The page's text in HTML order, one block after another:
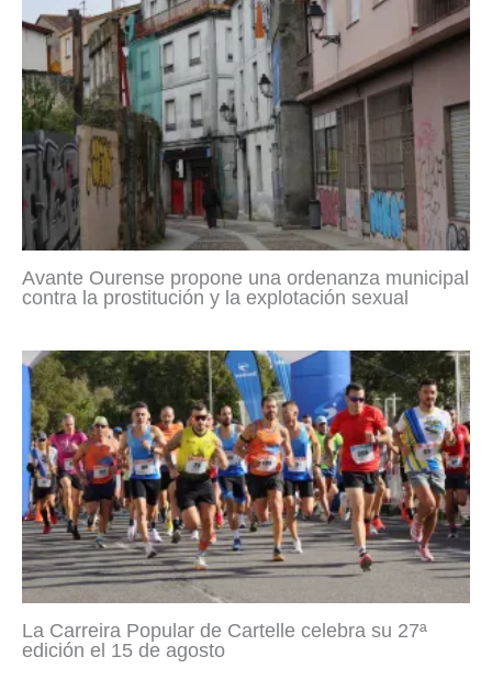
Avante Ourense propone una ordenanza municipal
contra la prostitución y la explotación sexual
La Carreira Popular de Cartelle celebra su 27ª
edición el 15 de agosto